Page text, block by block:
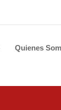
Quienes